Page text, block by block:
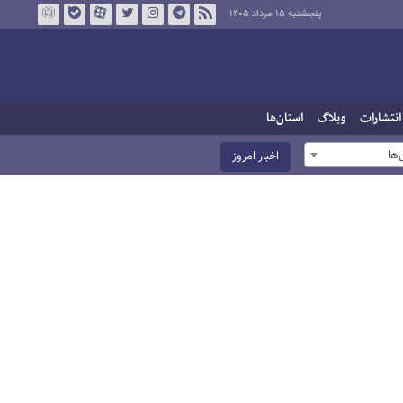
پنجشنبه ۱۵ مرداد ۱۴۰۵
انتشارات وبلاگ استان‌ها
اخبار امروز